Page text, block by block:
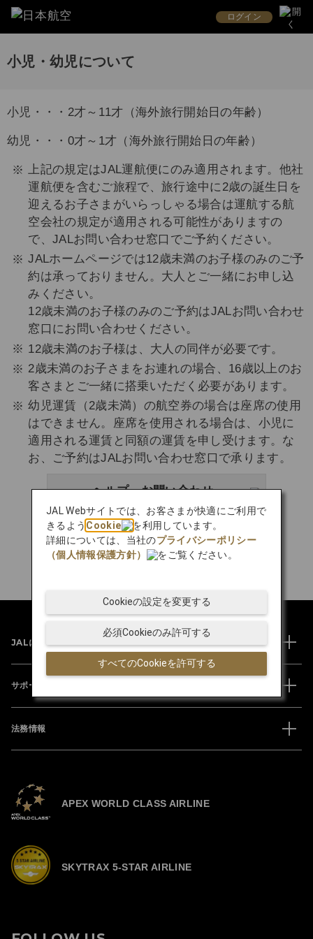
ログイン
小児・幼児について
小児・・・2才～11才（海外旅行開始日の年齢）
幼児・・・0才～1才（海外旅行開始日の年齢）
上記の規定はJAL運航便にのみ適用されます。他社
運航便を含むご旅程で、旅行途中に2歳の誕生日を
迎えるお子さまがいらっしゃる場合は運航する航
空会社の規定が適用される可能性がありますの
で、JALお問い合わせ窓口でご予約ください。
JALホームページでは12歳未満のお子様のみのご予
約は承っておりません。大人とご一緒にお申し込
みください。
12歳未満のお子様のみのご予約はJALお問い合わせ
窓口にお問い合わせください。
12歳未満のお子様は、大人の同伴が必要です。
2歳未満のお子さまをお連れの場合、16歳以上のお
客さまとご一緒に搭乗いただく必要があります。
幼児運賃（2歳未満）の航空券の場合は座席の使用
はできません。座席を使用される場合は、小児に
適用される運賃と同額の運賃を申し受けます。な
お、ご予約はJALお問い合わせ窓口で承ります。
ヘルプ・お問い合わせ
JALについて
サポート
法務情報
APEX WORLD CLASS AIRLINE
SKYTRAX 5-STAR AIRLINE
JAL Webサイトでは、お客さまが快適にご利用で
きるよう Cookie
を利用しています。
詳細については、当社のプライバシーポリシー
（個人情報保護方針）
をご覧ください。
すべてのCookieを許可する
必須Cookieのみ許可する
Cookieの設定を変更する